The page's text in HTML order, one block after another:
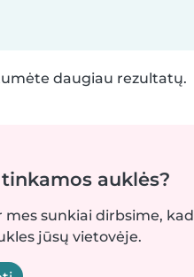
daugiau rezultatų.
auklės?
sunkiai dirbsime, kad
jūsų vietovėje.